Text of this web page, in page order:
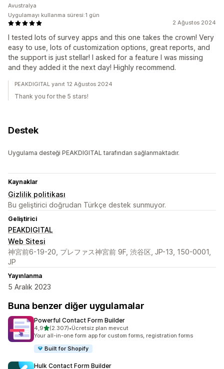
2 Ağustos 2024
I tested lots of survey apps and this one takes the crown! Very
easy to use, lots of customization options, great reports, and
the support is just stellar! I asked for a feature I was missing
and they added it the next day! Highly recommend.
Avustralya
Uygulamayı kullanma süresi:1 gün
PEAKDIGITAL yanıt 12 Ağustos 2024
Thank you for the 5 stars!
Destek
Uygulama desteği PEAKDIGITAL tarafından sağlanmaktadır.
Kaynaklar
Gizlilik politikası
Bu geliştirici doğrudan Türkçe destek sunmuyor.
Geliştirici
PEAKDIGITAL
Web Sitesi
神宮前6-19-20, プレファス神宮前 9F, 渋谷区, JP-13, 150-0001,
JP
Yayınlanma
5 Aralık 2023
Buna benzer diğer uygulamalar
Powerful Contact Form Builder
4,95 yıldız üzerinden
(2.307)
toplam 2307 değerlendirme
•Ücretsiz plan mevcut
Your all-in-one form app for custom forms, registration forms
Built for Shopify
Hulk Contact Form Builder